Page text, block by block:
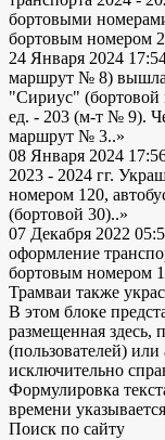
бортовыми
бортовым номером
24 Января 2024
маршрут № 8) вышла
"Сириус" (бортовой
ед. - 203 (м-т № 9).
маршрут № 3..»
08 Января 2024
2023 - 2024 гг.
номером 120,
(бортовой 30)..»
07 Декабря 2022
оформление
бортовым номером
Трамваи также
В этом блоке
размещенная здесь,
(пользователей)
исключительно
Формулировка
времени
Поиск по сайту